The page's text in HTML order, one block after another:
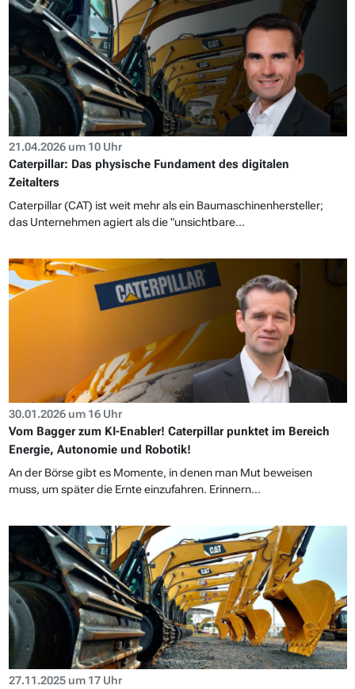
21.04.2026 um 10 Uhr
Caterpillar: Das physische Fundament des digitalen
Zeitalters
Caterpillar (CAT) ist weit mehr als ein Baumaschinenhersteller;
das Unternehmen agiert als die "unsichtbare...
30.01.2026 um 16 Uhr
Vom Bagger zum KI-Enabler! Caterpillar punktet im Bereich
Energie, Autonomie und Robotik!
An der Börse gibt es Momente, in denen man Mut beweisen
muss, um später die Ernte einzufahren. Erinnern...
27.11.2025 um 17 Uhr